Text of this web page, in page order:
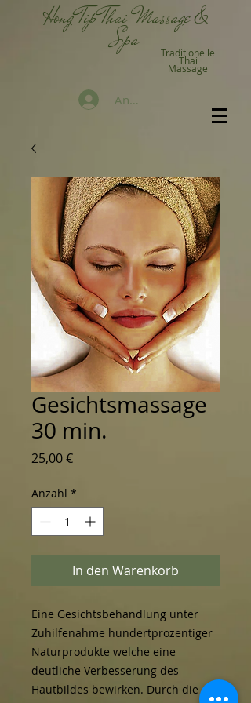
Hong Tip Thai Massage &
Spa Traditionelle
Thai
Massage
Anmelden
Gesichtsmassage
30 min.
25,00 €Preis
Anzahl *
In den Warenkorb
Eine Gesichtsbehandlung unter
Zuhilfenahme hundertprozentiger
Naturprodukte welche eine
deutliche Verbesserung des
Hautbildes bewirken. Durch die